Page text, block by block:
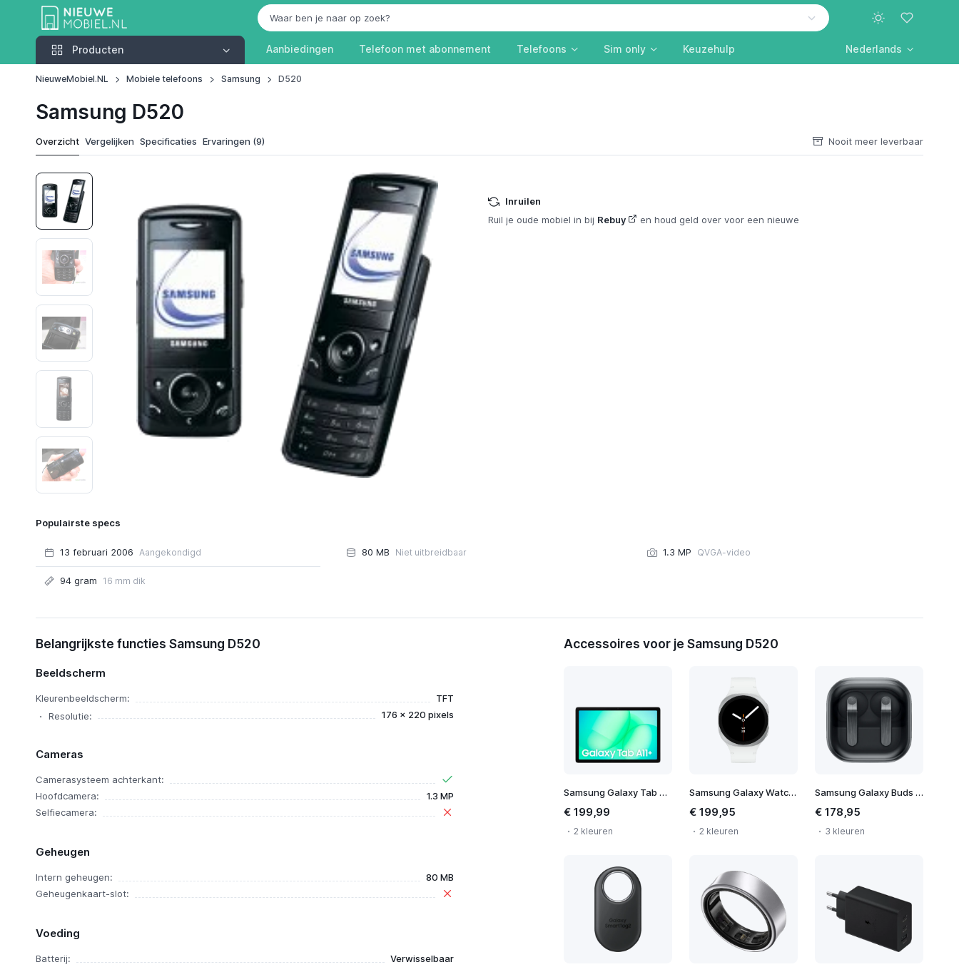
Producten
Producten Aanbiedingen Telefoon met abonnement Telefoons Sim only Keuzehulp Nederlands
NieuweMobiel.NL Mobiele telefoons Samsung D520
Samsung D520
Overzicht Vergelijken Specificaties Ervaringen (9) Nooit meer leverbaar
Inruilen
Ruil je oude mobiel in bij Rebuy en houd geld over voor een nieuwe
Populairste specs
13 februari 2006 Aangekondigd
94 gram 16 mm dik
80 MB Niet uitbreidbaar 1.3 MP QVGA-video
Samsung D520
Belangrijkste functies Samsung D520
Beeldscherm
Kleurenbeeldscherm:
TFT
Resolutie:
176 x 220 pixels
Cameras
Camerasysteem achterkant:
Hoofdcamera:
1.3 MP
Selfiecamera:
Geheugen
Intern geheugen:
80 MB
Geheugenkaart-slot:
Voeding
Batterij: Verwisselbaar
Accessoires voor je Samsung D520
Samsung Galaxy Tab A11+ WiFi
€ 199,99
2 kleuren
Samsung Galaxy Watch 8 40mm
€ 199,95
2 kleuren
Samsung Galaxy Buds 4 Pro
€ 178,95
3 kleuren